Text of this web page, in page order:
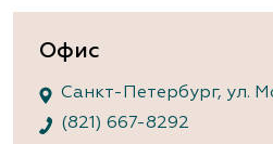
Офис
Санкт-Петербург, ул.
(821) 667-8292